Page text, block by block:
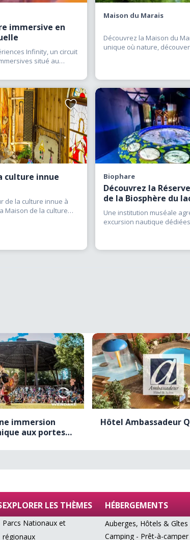
enrichissantes qui peuvent
de s’émerveiller et de s’inspirer. Au-delà des
impression durable. Une histoire touchante, un
inattendue peut changer notre
significative. Que vous souhaitiez explorer
naturels ou simplement nourrir votre
expériences captivantes qui permettent de
musées et centres d’interprétation de la
des histoires et des découvertes qui enrichiront
immersive en
Infinity, un circuit
situé au
Maison du Marais
Découvrez la Maison du
unique où nature,
Ajouter
aux
favoris
culture innue
de la culture innue à
Maison de la culture
Biophare
Découvrez la
de la Biosphère du
Une institution muséale
excursion nautique
immersion
aux portes
Hôtel Ambassadeur
EXPLORER LES THÈMES
Parcs Nationaux et
régionaux
HÉBERGEMENTS
Auberges, Hôtels & Gîtes
Camping - Prêt-à-camper